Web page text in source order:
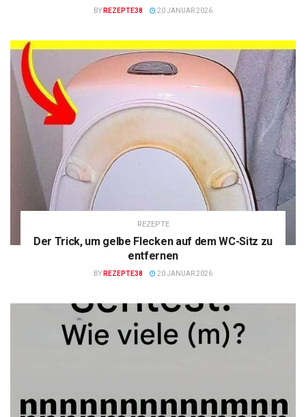
BY REZEPTE38 20 JANUAR 2026
REZEPTE
Der Trick, um gelbe Flecken auf dem WC-Sitz zu
entfernen
BY REZEPTE38 20 JANUAR 2026